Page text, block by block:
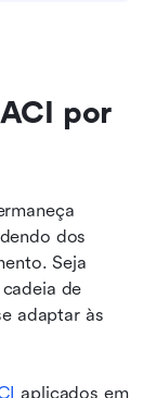
por
dos
Seja
de
adaptar às
aplicados em